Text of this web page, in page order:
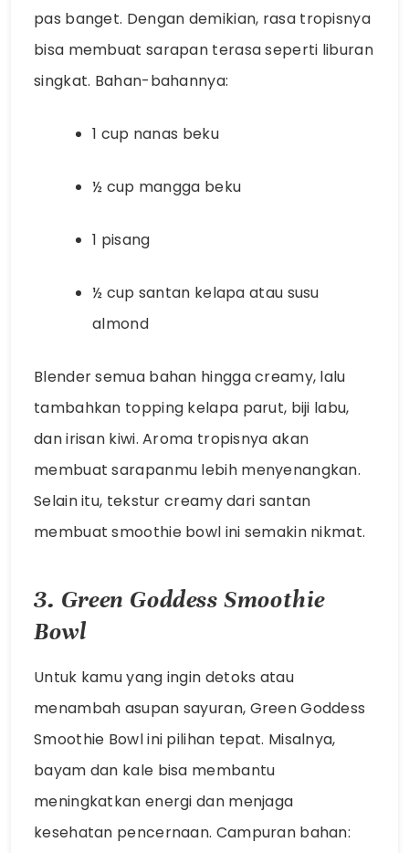
pas banget. Dengan demikian, rasa tropisnya
bisa membuat sarapan terasa seperti liburan
singkat. Bahan-bahannya:
1 cup nanas beku
½ cup mangga beku
1 pisang
½ cup santan kelapa atau susu
almond
Blender semua bahan hingga creamy, lalu
tambahkan topping kelapa parut, biji labu,
dan irisan kiwi. Aroma tropisnya akan
membuat sarapanmu lebih menyenangkan.
Selain itu, tekstur creamy dari santan
membuat smoothie bowl ini semakin nikmat.
3. Green Goddess Smoothie
Bowl
Untuk kamu yang ingin detoks atau
menambah asupan sayuran, Green Goddess
Smoothie Bowl ini pilihan tepat. Misalnya,
bayam dan kale bisa membantu
meningkatkan energi dan menjaga
kesehatan pencernaan. Campuran bahan: